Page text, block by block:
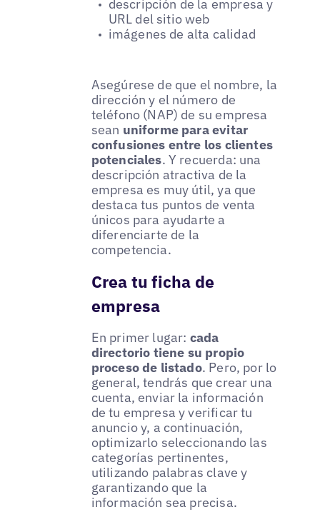
descripción de la empresa y
URL del sitio web
imágenes de alta calidad
Asegúrese de que el nombre, la
dirección y el número de
teléfono (NAP) de su empresa
sean uniforme para evitar
confusiones entre los clientes
potenciales. Y recuerda: una
descripción atractiva de la
empresa es muy útil, ya que
destaca tus puntos de venta
únicos para ayudarte a
diferenciarte de la
competencia.
Crea tu ficha de
empresa
En primer lugar: cada
directorio tiene su propio
proceso de listado. Pero, por lo
general, tendrás que crear una
cuenta, enviar la información
de tu empresa y verificar tu
anuncio y, a continuación,
optimizarlo seleccionando las
categorías pertinentes,
utilizando palabras clave y
garantizando que la
información sea precisa.